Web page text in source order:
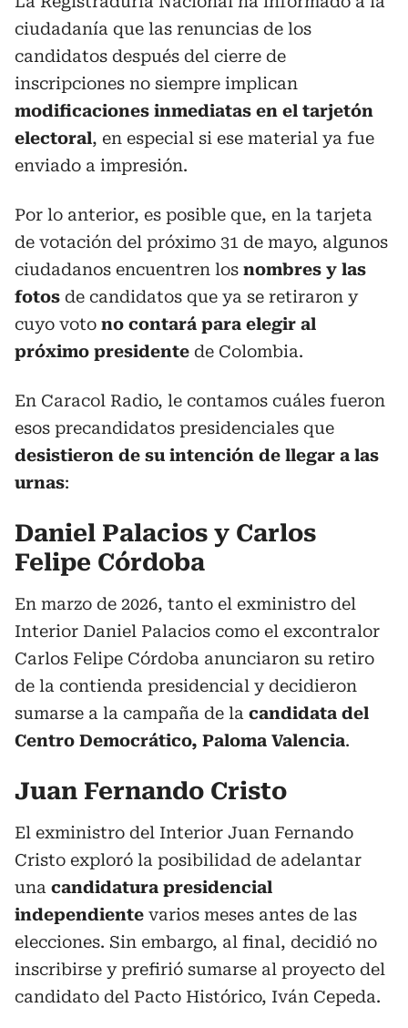
ciudadanía que las renuncias de los
candidatos después del cierre de
inscripciones no siempre implican
modificaciones inmediatas en el tarjetón
electoral, en especial si ese material ya fue
enviado a impresión.
Por lo anterior, es posible que, en la tarjeta
de votación del próximo 31 de mayo, algunos
ciudadanos encuentren los nombres y las
fotos de candidatos que ya se retiraron y
cuyo voto no contará para elegir al
próximo presidente de Colombia.
En Caracol Radio, le contamos cuáles fueron
esos precandidatos presidenciales que
desistieron de su intención de llegar a las
urnas:
Daniel Palacios y Carlos
Felipe Córdoba
En marzo de 2026, tanto el exministro del
Interior Daniel Palacios como el excontralor
Carlos Felipe Córdoba anunciaron su retiro
de la contienda presidencial y decidieron
sumarse a la campaña de la candidata del
Centro Democrático, Paloma Valencia.
Juan Fernando Cristo
El exministro del Interior Juan Fernando
Cristo exploró la posibilidad de adelantar
una candidatura presidencial
independiente varios meses antes de las
elecciones. Sin embargo, al final, decidió no
inscribirse y prefirió sumarse al proyecto del
candidato del Pacto Histórico, Iván Cepeda.